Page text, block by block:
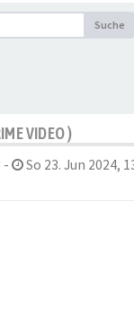
Suche
VIDEO )
- So 23. Jun 2024,